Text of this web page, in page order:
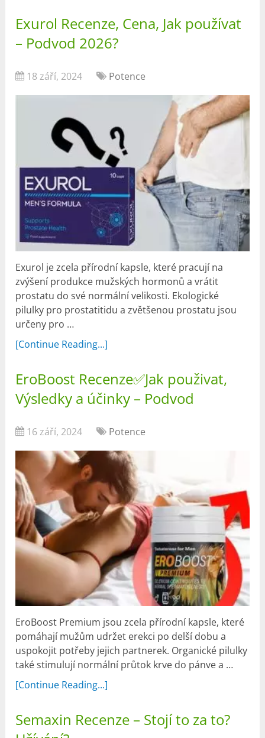
Exurol Recenze, Cena, Jak používat
– Podvod 2026?
18 září, 2024 Potence
Exurol je zcela přírodní kapsle, které pracují na
zvýšení produkce mužských hormonů a vrátit
prostatu do své normální velikosti. Ekologické
pilulky pro prostatitidu a zvětšenou prostatu jsou
určeny pro …
[Continue Reading...]
EroBoost Recenze✅Jak použivat,
Výsledky a účinky – Podvod
16 září, 2024 Potence
EroBoost Premium jsou zcela přírodní kapsle, které
pomáhají mužům udržet erekci po delší dobu a
uspokojit potřeby jejich partnerek. Organické pilulky
také stimulují normální průtok krve do pánve a …
[Continue Reading...]
Semaxin Recenze – Stojí to za to?